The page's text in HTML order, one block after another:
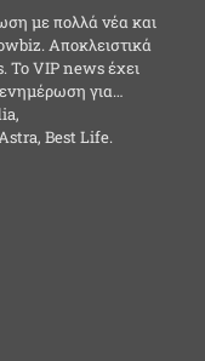
με πολλά νέα και
Αποκλειστικά
Το VIP news έχει
για…
Best Life.